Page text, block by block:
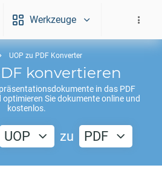
Werkzeuge
UOP zu PDF Konverter
konvertieren
präsentationsdokumente in das PDF
Sie dokumente online und
kostenlos.
UOP zu PDF